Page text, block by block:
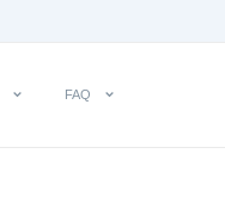
FAQ